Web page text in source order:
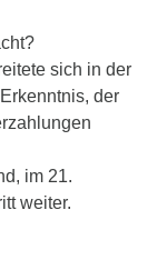
sich in der
der
im 21.
weiter.